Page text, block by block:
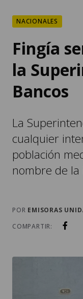
NACIONALES
Fingía
la
Bancos
La
cualquier
población
nombre de
POR EMISORAS
COMPARTIR: